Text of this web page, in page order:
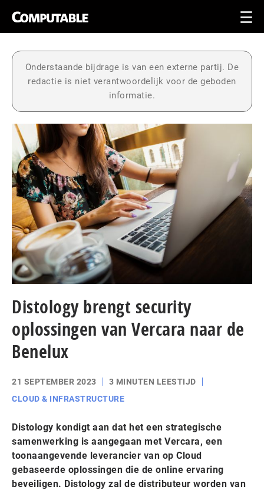
Onderstaande bijdrage is van een externe partij. De
redactie is niet verantwoordelijk voor de geboden
informatie.
Distology brengt security
oplossingen van Vercara naar de
Benelux
21 SEPTEMBER 2023
3 MINUTEN LEESTIJD
CLOUD & INFRASTRUCTURE
Distology kondigt aan dat het een strategische
samenwerking is aangegaan met Vercara, een
toonaangevende leverancier van op Cloud
gebaseerde oplossingen die de online ervaring
beveiligen. Distology zal de distributeur worden van